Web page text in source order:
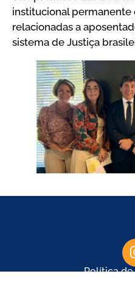
institucional permanente
relacionadas a
sistema de Justiça
Política de